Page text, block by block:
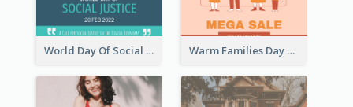
World Day Of Social Justice Instagram Post Warm Families Day Sales Instagram Post